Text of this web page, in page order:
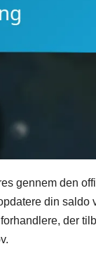
gennem den
din saldo
der